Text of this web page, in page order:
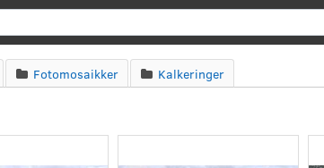
 Fotomosaikker  Kalkeringer